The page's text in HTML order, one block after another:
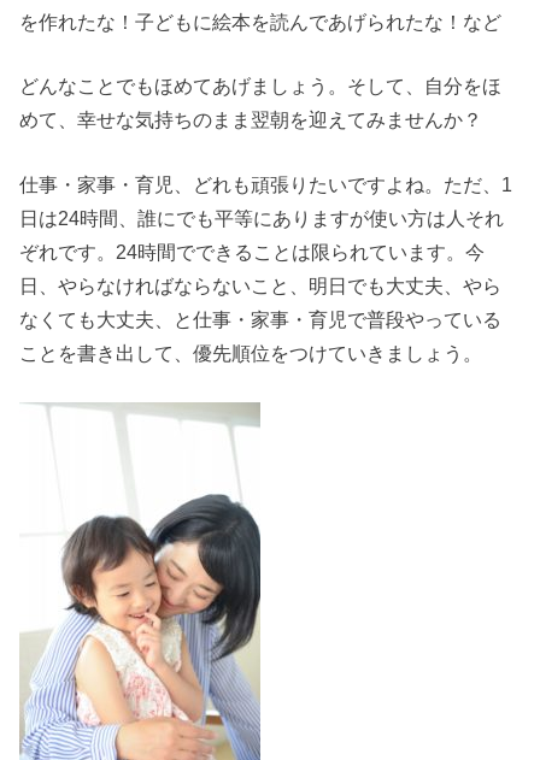
を作れたな！子どもに絵本を読んであげられたな！など
どんなことでもほめてあげましょう。そして、自分をほ
めて、幸せな気持ちのまま翌朝を迎えてみませんか？
仕事・家事・育児、どれも頑張りたいですよね。ただ、1
日は24時間、誰にでも平等にありますが使い方は人それ
ぞれです。24時間でできることは限られています。今
日、やらなければならないこと、明日でも大丈夫、やら
なくても大丈夫、と仕事・家事・育児で普段やっている
ことを書き出して、優先順位をつけていきましょう。